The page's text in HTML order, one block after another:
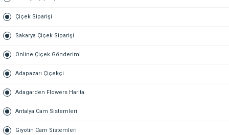
Çiçek Siparişi
Sakarya Çiçek Siparişi
Online Çiçek Gönderimi
Adapazarı Çiçekçi
Adagarden Flowers Harita
Antalya Cam Sistemleri
Giyotin Cam Sistemleri